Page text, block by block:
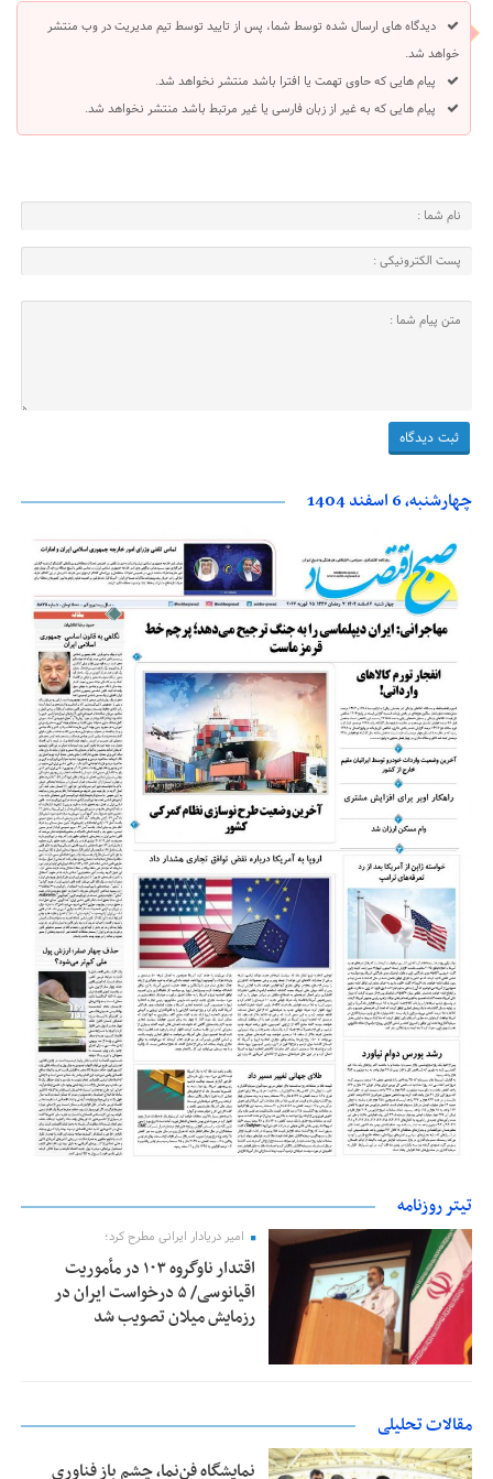
دیدگاه های ارسال شده توسط شما، پس از تایید توسط تیم مدیریت در وب منتشر
خواهد شد.
پیام هایی که حاوی تهمت یا افترا باشد منتشر نخواهد شد.
پیام هایی که به غیر از زبان فارسی یا غیر مرتبط باشد منتشر نخواهد شد.
چهارشنبه، 6 اسفند 1404
تیتر روزنامه
امیر دریادار ایرانی مطرح کرد؛
اقتدار ناوگروه ۱۰۳ در مأموریت‌
اقیانوسی/ ۵ درخواست ایران در
رزمایش میلان تصویب شد
مقالات تحلیلی
نمایشگاه فن‌نما، چشم باز فناوری